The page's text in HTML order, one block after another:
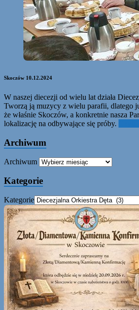
Skoczów 10.12.2024
W naszej diecezji od wielu lat działa
Tworzą ją muzycy z wielu parafii, dlatego
że właśnie Skoczów, a konkretnie nasza
lokalizację na odbywające się próby.
Archiwum
Archiwum
Kategorie
Kategorie